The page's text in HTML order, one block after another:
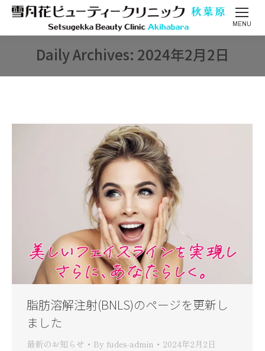
MENU
Daily Archives: 2024年2月2日
脂肪溶解注射(BNLS)のページを更新し
ました
最新のお知らせ By fudes-admin 2024年2月2日